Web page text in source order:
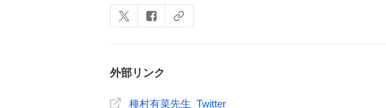
外部リンク
種村有菜先生 Twitter